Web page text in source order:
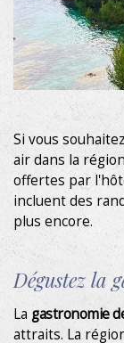
Si vous
air dans la
offertes par
incluent des
plus encore.
Dégustez la
La gastronomie
attraits. La